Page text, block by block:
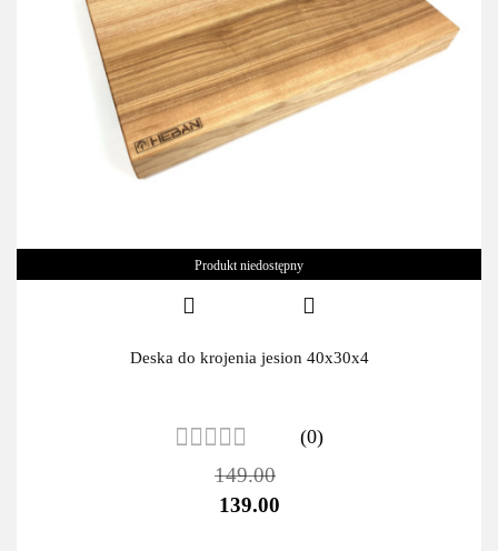
Produkt niedostępny
Deska do krojenia jesion 40x30x4
(0)
149.00
139.00